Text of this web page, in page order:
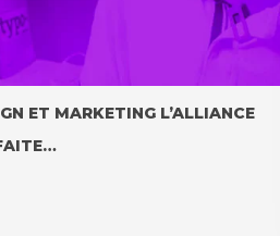
ET MARKETING L’ALLIANCE